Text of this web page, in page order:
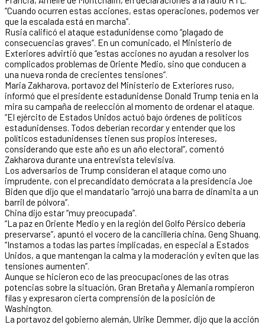
“Cuando ocurren estas acciones, estas operaciones, podemos ver
que la escalada está en marcha”.
Rusia calificó el ataque estadunidense como “plagado de
consecuencias graves”. En un comunicado, el Ministerio de
Exteriores advirtió que “estas acciones no ayudan a resolver los
complicados problemas de Oriente Medio, sino que conducen a
una nueva ronda de crecientes tensiones”.
Maria Zakharova, portavoz del Ministerio de Exteriores ruso,
informó que el presidente estadunidense Donald Trump tenía en la
mira su campaña de reelección al momento de ordenar el ataque.
“El ejército de Estados Unidos actuó bajo órdenes de políticos
estadunidenses. Todos deberían recordar y entender que los
políticos estadunidenses tienen sus propios intereses,
considerando que este año es un año electoral”, comentó
Zakharova durante una entrevista televisiva.
Los adversarios de Trump consideran el ataque como uno
imprudente, con el precandidato demócrata a la presidencia Joe
Biden que dijo que el mandatario “arrojó una barra de dinamita a un
barril de pólvora”.
China dijo estar “muy preocupada”.
“La paz en Oriente Medio y en la región del Golfo Pérsico debería
preservarse”, apuntó el vocero de la cancillería china, Geng Shuang.
“Instamos a todas las partes implicadas, en especial a Estados
Unidos, a que mantengan la calma y la moderación y eviten que las
tensiones aumenten”.
Aunque se hicieron eco de las preocupaciones de las otras
potencias sobre la situación, Gran Bretaña y Alemania rompieron
filas y expresaron cierta comprensión de la posición de
Washington.
La portavoz del gobierno alemán, Ulrike Demmer, dijo que la acción